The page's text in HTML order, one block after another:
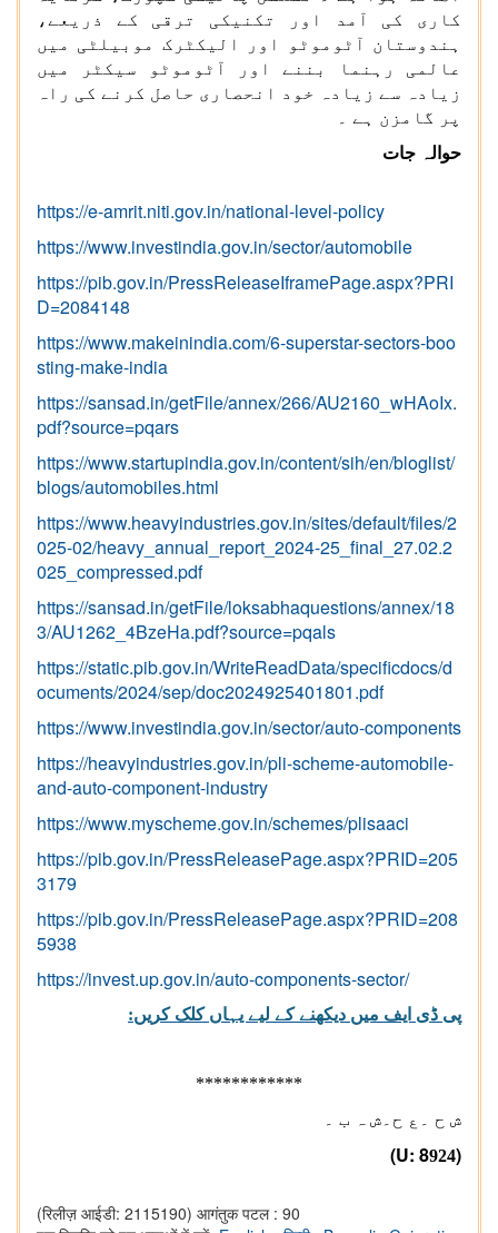
کاری کی آمد اور تکنیکی ترقی کے ذریعے،
ہندوستان آٹوموٹو اور الیکٹرک موبیلٹی میں
عالمی رہنما بننے اور آٹوموٹو سیکٹر میں
زیادہ سے زیادہ خود انحصاری حاصل کرنے کی راہ
پر گامزن ہے ۔
حوالہ جات
https://e-amrit.niti.gov.in/national-level-policy
https://www.investindia.gov.in/sector/automobile
https://pib.gov.in/PressReleaseIframePage.aspx?PRI
D=2084148
https://www.makeinindia.com/6-superstar-sectors-boo
sting-make-india
https://sansad.in/getFile/annex/266/AU2160_wHAoIx.
pdf?source=pqars
https://www.startupindia.gov.in/content/sih/en/bloglist/
blogs/automobiles.html
https://www.heavyindustries.gov.in/sites/default/files/2
025-02/heavy_annual_report_2024-25_final_27.02.2
025_compressed.pdf
https://sansad.in/getFile/loksabhaquestions/annex/18
3/AU1262_4BzeHa.pdf?source=pqals
https://static.pib.gov.in/WriteReadData/specificdocs/d
ocuments/2024/sep/doc2024925401801.pdf
https://www.investindia.gov.in/sector/auto-components
https://heavyindustries.gov.in/pli-scheme-automobile-
and-auto-component-industry
https://www.myscheme.gov.in/schemes/plisaaci
https://pib.gov.in/PressReleasePage.aspx?PRID=205
3179
https://pib.gov.in/PressReleasePage.aspx?PRID=208
5938
https://invest.up.gov.in/auto-components-sector/
پی ڈی ایف میں دیکھنے کے لیے یہاں کلک کریں:
************
ش ح ۔ع ح۔ش ہ ب ۔
(U: 8924)
(रिलीज़ आईडी: 2115190) आगंतुक पटल : 90